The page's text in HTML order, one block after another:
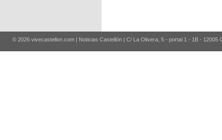
© 2026 vivecastellon.com | Noticias Castellón | C/ La Olivera, 5 - portal 1 - 1B - 12005